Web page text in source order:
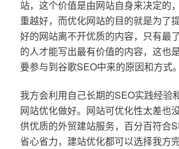
站，这个价值是由网站自身来决定的
重越好，而优化网站的目的就是为了
好的网站离不开优质的内容，只有最
的人才能写出最有价值的内容，这也
要参与到谷歌SEO中来的原因和方式。
我方会利用自己长期的SEO实践经验
网站优化做好。网站可优化性太差也
供优质的外贸建站服务，百分百符合
省心省力，建站优化都可以选择我方完